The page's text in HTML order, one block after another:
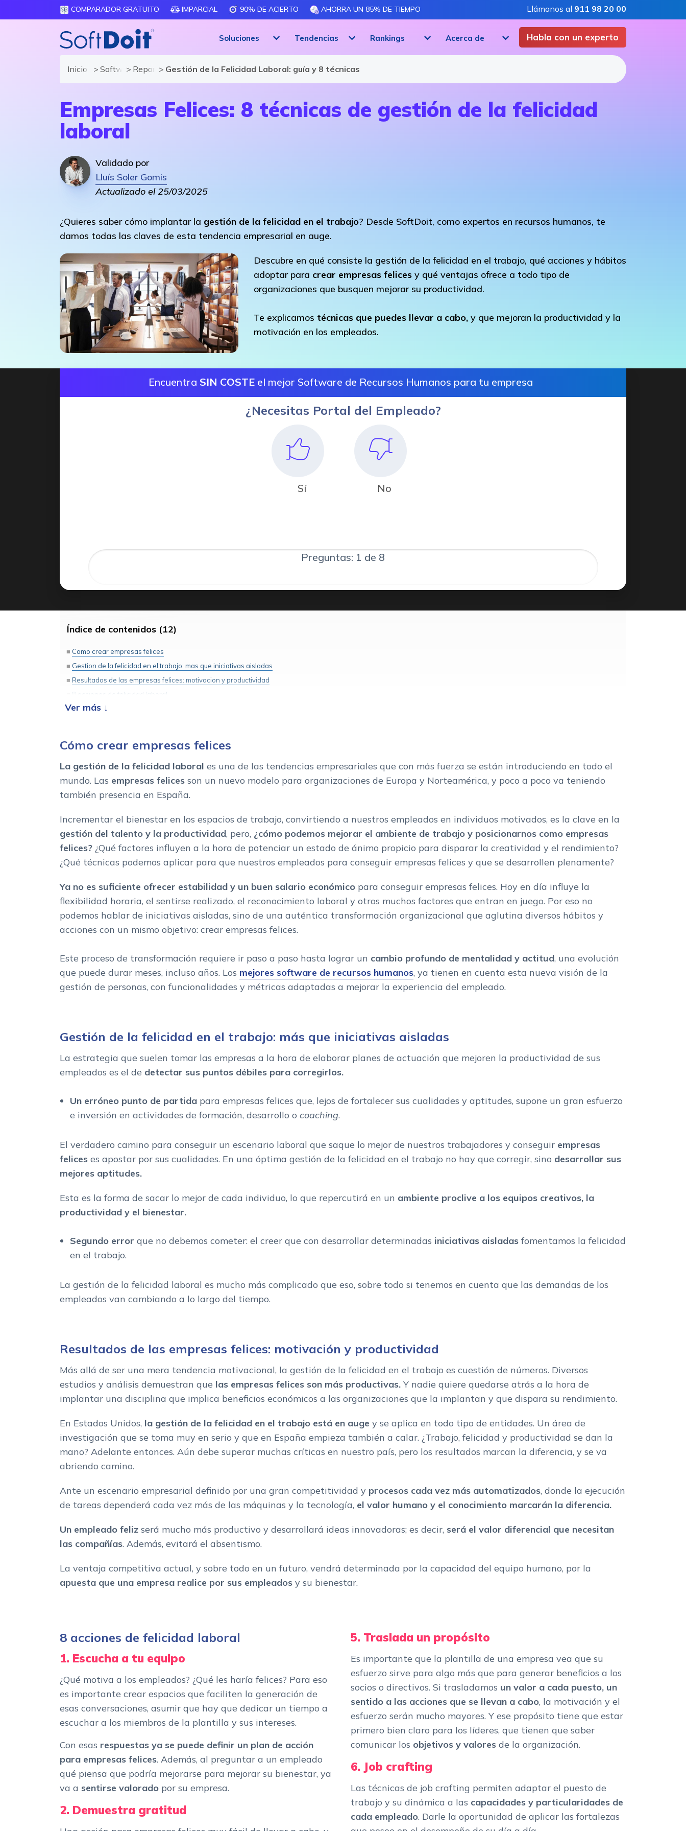
COMPARADOR GRATUITO IMPARCIAL 90% DE ACIERTO AHORRA UN 85% DE TIEMPO Llámanos al 911 98 20 00
Habla con un experto
Soluciones Tendencias Rankings Acerca de
Inicio Software de Recursos Humanos
ReportajesGestión de la Felicidad Laboral: guía y 8 técnicas
Empresas Felices: 8 técnicas de gestión de la felicidad
laboral
Validado por
Lluís Soler Gomis
Actualizado el 25/03/2025
¿Quieres saber cómo implantar la gestión de la felicidad en el trabajo? Desde SoftDoit, como expertos en recursos humanos, te
damos todas las claves de esta tendencia empresarial en auge.
Descubre en qué consiste la gestión de la felicidad en el trabajo, qué acciones y hábitos
adoptar para crear empresas felices y qué ventajas ofrece a todo tipo de
organizaciones que busquen mejorar su productividad.
Te explicamos técnicas que puedes llevar a cabo, y que mejoran la productividad y la
motivación en los empleados.
Encuentra SIN COSTEel mejor Software de Recursos Humanos para tu empresa
¿Necesitas Portal del Empleado?
Sí No
Preguntas: 1 de 8
Índice de contenidos (12)
Como crear empresas felices
Gestion de la felicidad en el trabajo: mas que iniciativas aisladas
Resultados de las empresas felices: motivacion y productividad
8 acciones de felicidad laboral
Cómo crear empresas felices
La gestión de la felicidad laboral es una de las tendencias empresariales que con más fuerza se están introduciendo en todo el
mundo. Las empresas felices son un nuevo modelo para organizaciones de Europa y Norteamérica, y poco a poco va teniendo
también presencia en España.
Incrementar el bienestar en los espacios de trabajo, convirtiendo a nuestros empleados en individuos motivados, es la clave en la
gestión del talento y la productividad, pero, ¿cómo podemos mejorar el ambiente de trabajo y posicionarnos como empresas
felices? ¿Qué factores influyen a la hora de potenciar un estado de ánimo propicio para disparar la creatividad y el rendimiento?
¿Qué técnicas podemos aplicar para que nuestros empleados para conseguir empresas felices y que se desarrollen plenamente?
Ya no es suficiente ofrecer estabilidad y un buen salario económico para conseguir empresas felices. Hoy en día influye la
flexibilidad horaria, el sentirse realizado, el reconocimiento laboral y otros muchos factores que entran en juego. Por eso no
podemos hablar de iniciativas aisladas, sino de una auténtica transformación organizacional que aglutina diversos hábitos y
acciones con un mismo objetivo: crear empresas felices.
Este proceso de transformación requiere ir paso a paso hasta lograr un cambio profundo de mentalidad y actitud, una evolución
que puede durar meses, incluso años. Los mejores software de recursos humanos, ya tienen en cuenta esta nueva visión de la
gestión de personas, con funcionalidades y métricas adaptadas a mejorar la experiencia del empleado.
Gestión de la felicidad en el trabajo: más que iniciativas aisladas
La estrategia que suelen tomar las empresas a la hora de elaborar planes de actuación que mejoren la productividad de sus
empleados es el de detectar sus puntos débiles para corregirlos.
Un erróneo punto de partida para empresas felices que, lejos de fortalecer sus cualidades y aptitudes, supone un gran esfuerzo
e inversión en actividades de formación, desarrollo o coaching.
El verdadero camino para conseguir un escenario laboral que saque lo mejor de nuestros trabajadores y conseguir empresas
felices es apostar por sus cualidades. En una óptima gestión de la felicidad en el trabajo no hay que corregir, sino desarrollar sus
mejores aptitudes.
Esta es la forma de sacar lo mejor de cada individuo, lo que repercutirá en un ambiente proclive a los equipos creativos, la
productividad y el bienestar.
Segundo error que no debemos cometer: el creer que con desarrollar determinadas iniciativas aisladas fomentamos la felicidad
en el trabajo.
La gestión de la felicidad laboral es mucho más complicado que eso, sobre todo si tenemos en cuenta que las demandas de los
empleados van cambiando a lo largo del tiempo.
Resultados de las empresas felices: motivación y productividad
Más allá de ser una mera tendencia motivacional, la gestión de la felicidad en el trabajo es cuestión de números. Diversos
estudios y análisis demuestran que las empresas felices son más productivas. Y nadie quiere quedarse atrás a la hora de
implantar una disciplina que implica beneficios económicos a las organizaciones que la implantan y que dispara su rendimiento.
En Estados Unidos, la gestión de la felicidad en el trabajo está en auge y se aplica en todo tipo de entidades. Un área de
investigación que se toma muy en serio y que en España empieza también a calar. ¿Trabajo, felicidad y productividad se dan la
mano? Adelante entonces. Aún debe superar muchas críticas en nuestro país, pero los resultados marcan la diferencia, y se va
abriendo camino.
Ante un escenario empresarial definido por una gran competitividad y procesos cada vez más automatizados, donde la ejecución
de tareas dependerá cada vez más de las máquinas y la tecnología, el valor humano y el conocimiento marcarán la diferencia.
Un empleado feliz será mucho más productivo y desarrollará ideas innovadoras; es decir, será el valor diferencial que necesitan
las compañías. Además, evitará el absentismo.
La ventaja competitiva actual, y sobre todo en un futuro, vendrá determinada por la capacidad del equipo humano, por la
apuesta que una empresa realice por sus empleados y su bienestar.
8 acciones de felicidad laboral
1. Escucha a tu equipo
¿Qué motiva a los empleados? ¿Qué les haría felices? Para eso
es importante crear espacios que faciliten la generación de
esas conversaciones, asumir que hay que dedicar un tiempo a
escuchar a los miembros de la plantilla y sus intereses.
Con esas respuestas ya se puede definir un plan de acción
para empresas felices. Además, al preguntar a un empleado
qué piensa que podría mejorarse para mejorar su bienestar, ya
va a sentirse valorado por su empresa.
2. Demuestra gratitud
5. Traslada un propósito
Es importante que la plantilla de una empresa vea que su
esfuerzo sirve para algo más que para generar beneficios a los
socios o directivos. Si trasladamos un valor a cada puesto, un
sentido a las acciones que se llevan a cabo, la motivación y el
esfuerzo serán mucho mayores. Y ese propósito tiene que estar
primero bien claro para los líderes, que tienen que saber
comunicar los objetivos y valores de la organización.
6. Job crafting
Las técnicas de job crafting permiten adaptar el puesto de
trabajo y su dinámica a las capacidades y particularidades de
cada empleado. Darle la oportunidad de aplicar las fortalezas